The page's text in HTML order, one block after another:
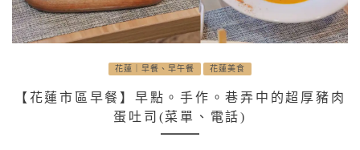
花蓮｜早餐、早午餐 花蓮美食
【花蓮市區早餐】早點。手作。巷弄中的超厚豬肉
蛋吐司(菜單、電話)